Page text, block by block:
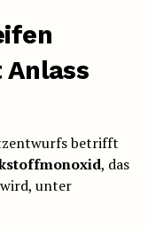
Anlass
betrifft
, das
wird, unter